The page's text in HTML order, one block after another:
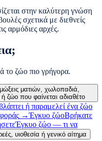
στην καλύτερη γνώση
σχετικά με διεθνείς
αρμόδιες αρχές.
το ζώο πιο γρήγορα.
ματιών, χωλοπαδιά,
ζώο που φαίνεται αδιαθέτο
ή παραμελεί ένα ζώο
→Έγκυο ζώοΒρήκατε
Έγκυο ζώο — τι να
υιοθεσία ή γενικό αίτημα